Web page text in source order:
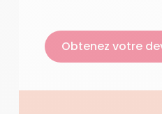
Obtenez votre